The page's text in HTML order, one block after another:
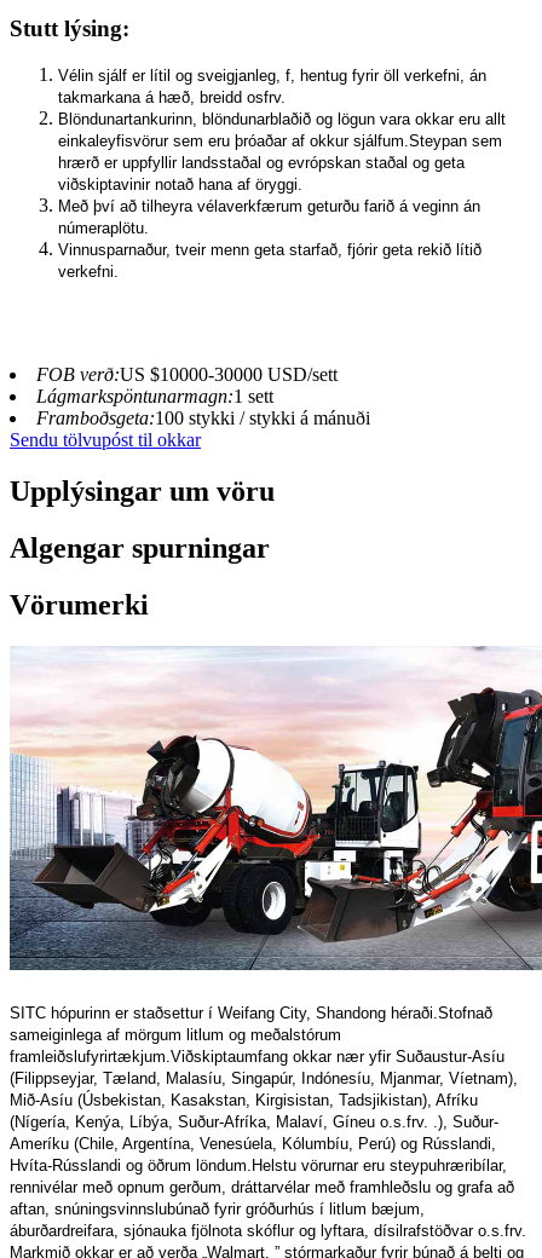
Stutt lýsing:
Vélin sjálf er lítil og sveigjanleg, f, hentug fyrir öll verkefni, án
takmarkana á hæð, breidd osfrv.
Blöndunartankurinn, blöndunarblaðið og lögun vara okkar eru allt
einkaleyfisvörur sem eru þróaðar af okkur sjálfum.Steypan sem
hrærð er uppfyllir landsstaðal og evrópskan staðal og geta
viðskiptavinir notað hana af öryggi.
Með því að tilheyra vélaverkfærum geturðu farið á veginn án
númeraplötu.
Vinnusparnaður, tveir menn geta starfað, fjórir geta rekið lítið
verkefni.
FOB verð:US $10000-30000 USD/sett
Lágmarkspöntunarmagn:1 sett
Framboðsgeta:100 stykki / stykki á mánuði
Sendu tölvupóst til okkar
Upplýsingar um vöru
Algengar spurningar
Vörumerki
SITC hópurinn er staðsettur í Weifang City, Shandong héraði.Stofnað
sameiginlega af mörgum litlum og meðalstórum
framleiðslufyrirtækjum.Viðskiptaumfang okkar nær yfir Suðaustur-Asíu
(Filippseyjar, Tæland, Malasíu, Singapúr, Indónesíu, Mjanmar, Víetnam),
Mið-Asíu (Úsbekistan, Kasakstan, Kirgisistan, Tadsjikistan), Afríku
(Nígería, Kenýa, Líbýa, Suður-Afríka, Malaví, Gíneu o.s.frv. .), Suður-
Ameríku (Chile, Argentína, Venesúela, Kólumbíu, Perú) og Rússlandi,
Hvíta-Rússlandi og öðrum löndum.Helstu vörurnar eru steypuhræribílar,
rennivélar með opnum gerðum, dráttarvélar með framhleðslu og grafa að
aftan, snúningsvinnslubúnað fyrir gróðurhús í litlum bæjum,
áburðardreifara, sjónauka fjölnota skóflur og lyftara, dísilrafstöðvar o.s.frv.
Markmið okkar er að verða „Walmart. ” stórmarkaður fyrir búnað á belti og